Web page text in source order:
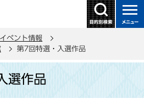
ベント情報
第7回特選・入選作品
選作品